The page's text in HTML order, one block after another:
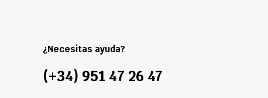
¿Necesitas ayuda?
(+34) 951 47 26 47